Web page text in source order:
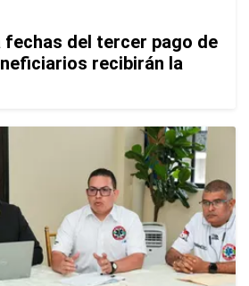
fechas del tercer pago de
recibirán la